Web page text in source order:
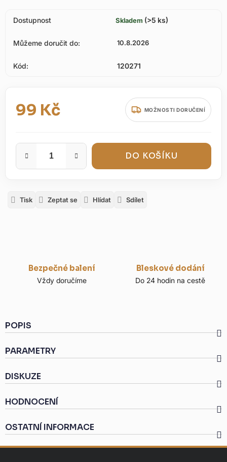
Dostupnost Skladem (>5 ks)
Můžeme doručit do: 10.8.2026
Kód: 120271
99 Kč
Měrná cena:
MOŽNOSTI DORUČENÍ
DO KOŠÍKU
Tisk Zeptat se Hlídat Sdílet
Bezpečné balení
Vždy doručíme
Bleskové dodání
Do 24 hodin na cestě
POPIS
PARAMETRY
DISKUZE
HODNOCENÍ
OSTATNÍ INFORMACE